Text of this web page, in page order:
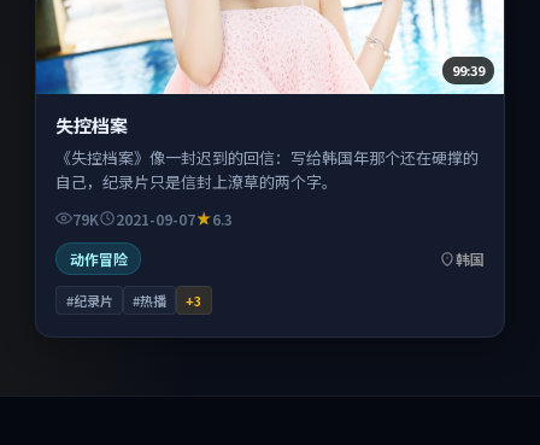
99:39
失控档案
《失控档案》像一封迟到的回信：写给韩国年那个还在硬撑的
自己，纪录片只是信封上潦草的两个字。
79K 2021-09-07
6.3
动作冒险
韩国
#纪录片 #热播 +3